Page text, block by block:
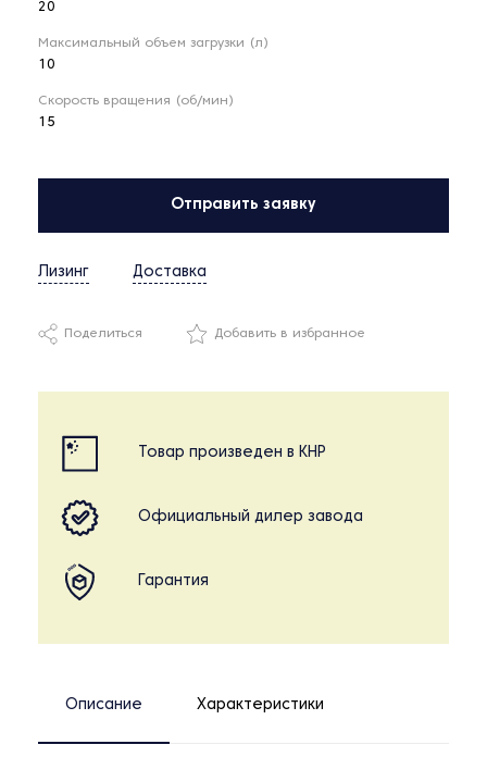
20
Максимальный объем загрузки (л)
10
Скорость вращения (об/мин)
15
Отправить заявку
Лизинг Доставка
Поделиться Добавить в избранное
Товар произведен в КНР
Официальный дилер завода
Гарантия
Описание Характеристики